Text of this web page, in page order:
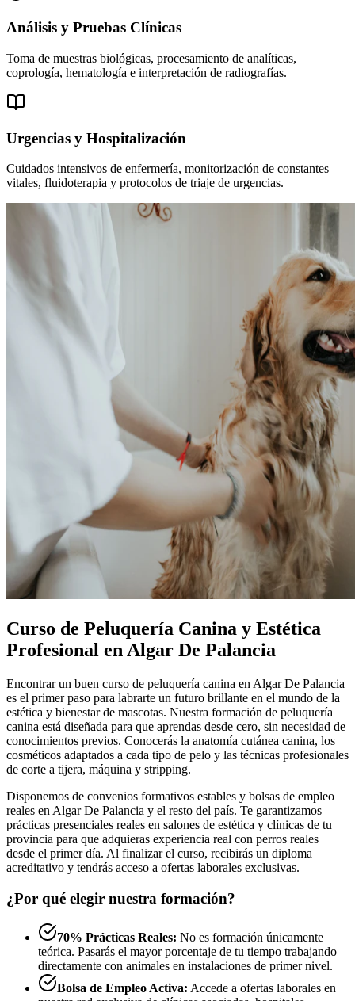
Análisis y Pruebas Clínicas
Toma de muestras biológicas, procesamiento de analíticas,
coprología, hematología e interpretación de radiografías.
Urgencias y Hospitalización
Cuidados intensivos de enfermería, monitorización de constantes
vitales, fluidoterapia y protocolos de triaje de urgencias.
Curso de Peluquería Canina y Estética
Profesional en Algar De Palancia
Encontrar un buen curso de peluquería canina en Algar De Palancia
es el primer paso para labrarte un futuro brillante en el mundo de la
estética y bienestar de mascotas. Nuestra formación de peluquería
canina está diseñada para que aprendas desde cero, sin necesidad de
conocimientos previos. Conocerás la anatomía cutánea canina, los
cosméticos adaptados a cada tipo de pelo y las técnicas profesionales
de corte a tijera, máquina y stripping.
Disponemos de convenios formativos estables y bolsas de empleo
reales en Algar De Palancia y el resto del país. Te garantizamos
prácticas presenciales reales en salones de estética y clínicas de tu
provincia para que adquieras experiencia real con perros reales
desde el primer día. Al finalizar el curso, recibirás un diploma
acreditativo y tendrás acceso a ofertas laborales exclusivas.
¿Por qué elegir nuestra formación?
70% Prácticas Reales: No es formación únicamente
teórica. Pasarás el mayor porcentaje de tu tiempo trabajando
directamente con animales en instalaciones de primer nivel.
Bolsa de Empleo Activa: Accede a ofertas laborales en